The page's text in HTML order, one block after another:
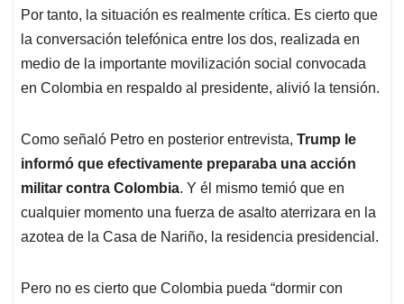
Por tanto, la situación es realmente crítica. Es cierto que
la conversación telefónica entre los dos, realizada en
medio de la importante movilización social convocada
en Colombia en respaldo al presidente, alivió la tensión.
Como señaló Petro en posterior entrevista, Trump le
informó que efectivamente preparaba una acción
militar contra Colombia. Y él mismo temió que en
cualquier momento una fuerza de asalto aterrizara en la
azotea de la Casa de Nariño, la residencia presidencial.
Pero no es cierto que Colombia pueda “dormir con